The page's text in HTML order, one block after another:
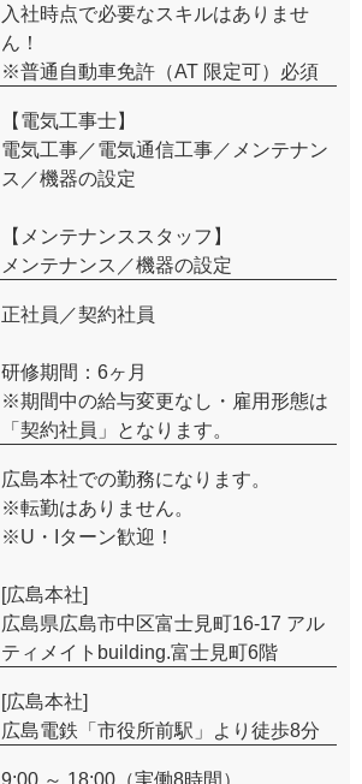
入社時点で必要なスキルはありませ
ん！
※普通⾃動⾞免許（AT 限定可）必須
【電気工事士】
電気工事／電気通信工事／メンテナン
ス／機器の設定
【メンテナンススタッフ】
メンテナンス／機器の設定
正社員／契約社員
研修期間：6ヶ月
※期間中の給与変更なし・雇用形態は
「契約社員」となります。
広島本社での勤務になります。
※転勤はありません。
※U・Iターン歓迎！
[広島本社]
広島県広島市中区富士見町16-17 アル
ティメイトbuilding.富士見町6階
[広島本社]
広島電鉄「市役所前駅」より徒歩8分
9:00 ～ 18:00（実働8時間）